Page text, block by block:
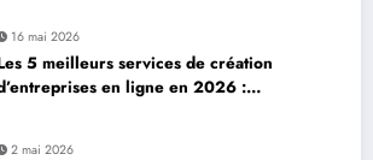
16 mai 2026
5 meilleurs services de création
en ligne en 2026 :
2 mai 2026